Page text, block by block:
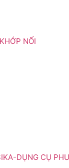
NỐI
DỤNG CỤ